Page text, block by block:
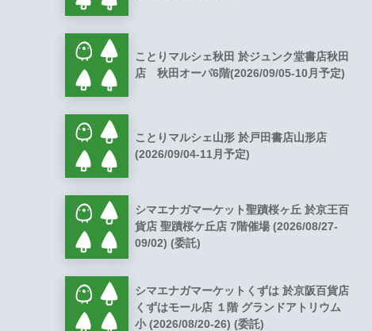
ことりマルシェ秋田 於ジュンク堂書店秋田
店 秋田オーパ6階(2026/09/05-10月予定)
ことりマルシェ山形 於戸田書店山形店
(2026/09/04-11月予定)
シマエナガマーケット聖蹟桜ヶ丘 於京王百
貨店 聖蹟桜ケ丘店 7階催場 (2026/08/27-
09/02) (委託)
シマエナガマーケットくずは 於京阪百貨店
くずはモール店 １階 グランドアトリウム
小 (2026/08/20-26) (委託)